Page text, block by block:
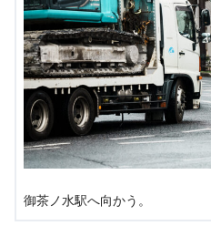
御茶ノ水駅へ向かう。